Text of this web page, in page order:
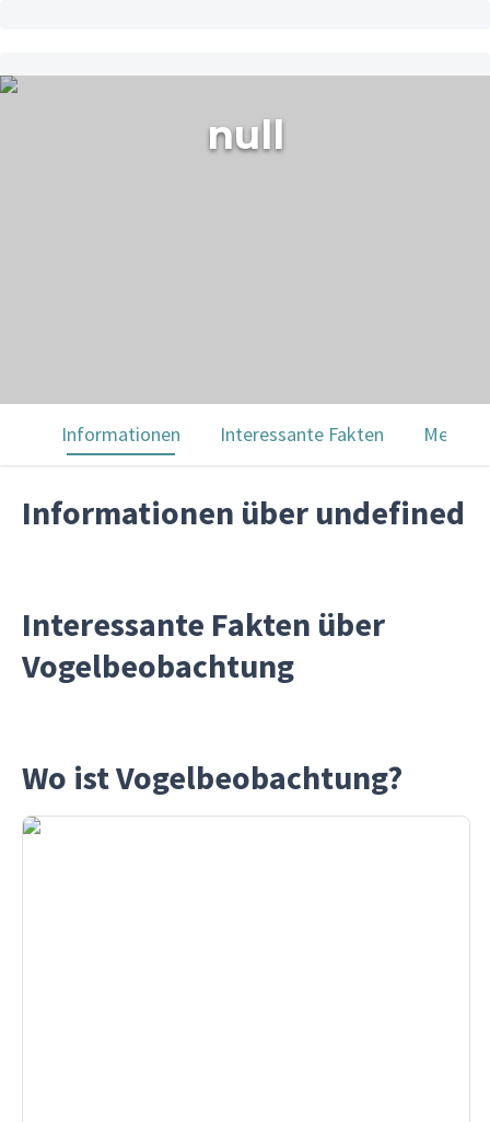
null
Informationen Interessante Fakten
Informationen über undefined
Interessante Fakten über
Vogelbeobachtung
Wo ist Vogelbeobachtung?